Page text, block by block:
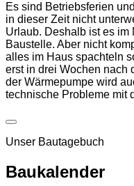
Es sind Betriebsferien
in dieser Zeit nicht
Urlaub. Deshalb ist es im
Baustelle. Aber nicht
alles im Haus spachteln
erst in drei Wochen nach
der Wärmepumpe wird
technische Probleme mit
Unser Bautagebuch
Baukalender